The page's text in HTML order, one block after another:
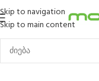
Skip to navigation
Skip to main content